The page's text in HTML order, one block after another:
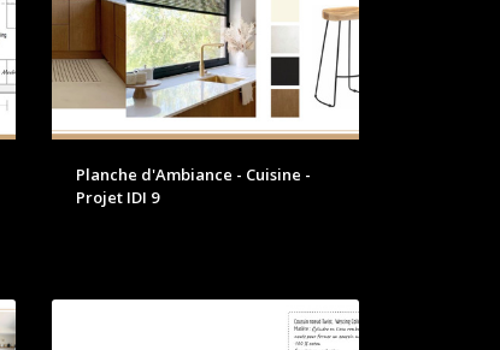
Planche d'Ambiance - Cuisine -
Projet IDI 9